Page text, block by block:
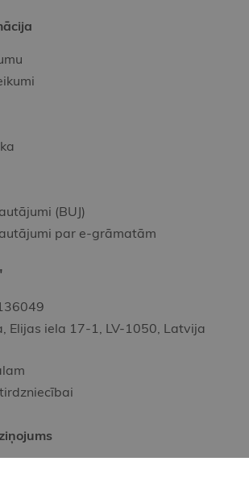
(BUJ)
par e-grāmatām
Elijas iela 17-1, LV-1050, Latvija